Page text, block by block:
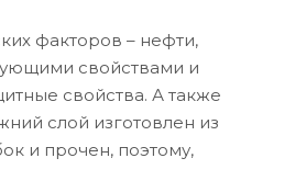
факторов – нефти,
свойствами и
свойства. А также
слой изготовлен из
и прочен, поэтому,